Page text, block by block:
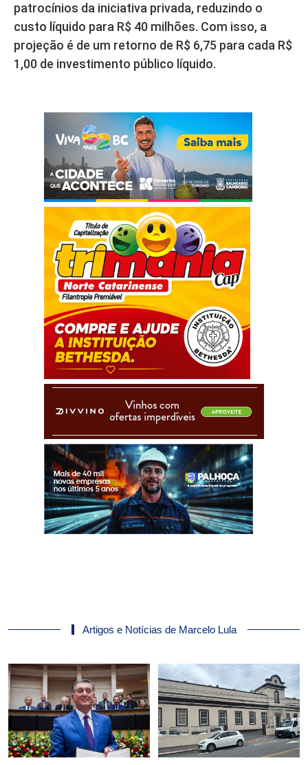
patrocínios da iniciativa privada, reduzindo o
custo líquido para R$ 40 milhões. Com isso, a
projeção é de um retorno de R$ 6,75 para cada R$
1,00 de investimento público líquido.
Artigos e Notícias de Marcelo Lula